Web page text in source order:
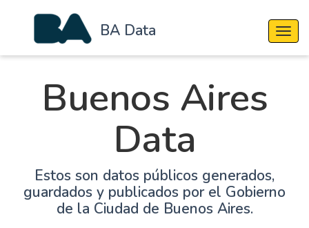
BA Data
Buenos Aires
Data
Estos son datos públicos generados,
guardados y publicados por el Gobierno
de la Ciudad de Buenos Aires.